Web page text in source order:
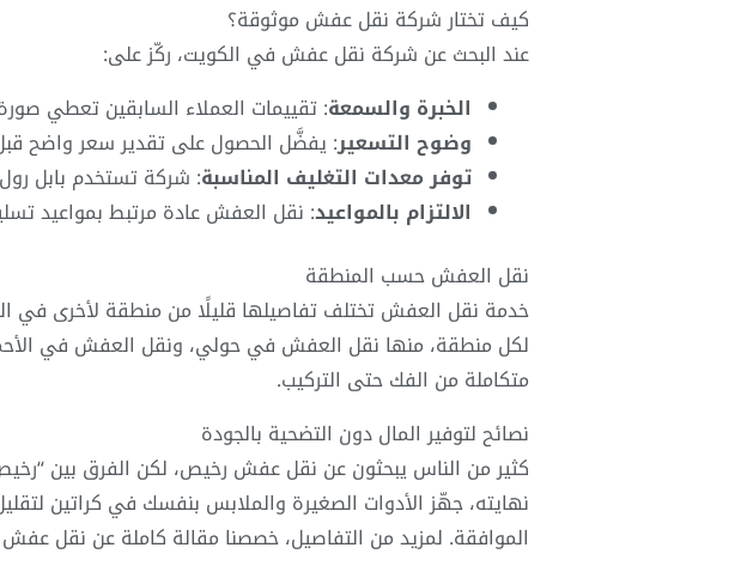
كيف تختار شركة نقل عفش موثوقة؟
عند البحث عن شركة نقل عفش في الكويت، ركّز على:
الخبرة والسمعة: تقييمات العملاء السابقين تعطي
وضوح التسعير: يفضَّل الحصول على تقدير سعر واضح
توفر معدات التغليف المناسبة: شركة تستخدم بابل
الالتزام بالمواعيد: نقل العفش عادة مرتبط بمواعيد
نقل العفش حسب المنطقة
خدمة نقل العفش تختلف تفاصيلها قليلًا من منطقة لأخرى في
لكل منطقة، منها نقل العفش في حولي، ونقل العفش في
متكاملة من الفك حتى التركيب.
نصائح لتوفير المال دون التضحية بالجودة
كثير من الناس يبحثون عن نقل عفش رخيص، لكن الفرق بين
نهايته، جهّز الأدوات الصغيرة والملابس بنفسك في كراتين
الموافقة. لمزيد من التفاصيل، خصصنا مقالة كاملة عن نقل